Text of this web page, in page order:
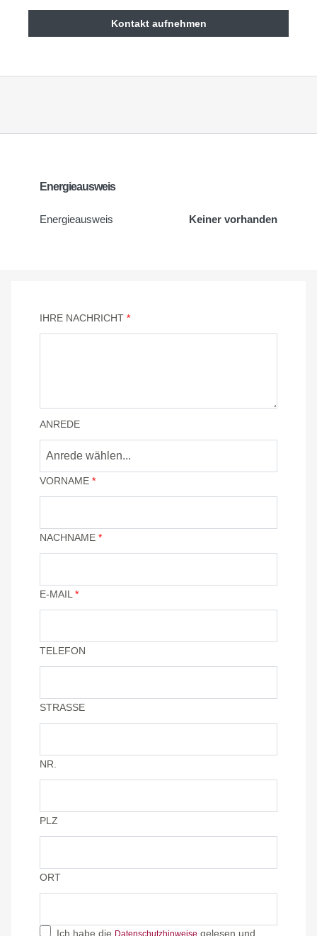
Kontakt aufnehmen
Energieausweis
Energieausweis Keiner vorhanden
IHRE NACHRICHT *
ANREDE
Anrede wählen...
VORNAME *
NACHNAME *
E-MAIL *
TELEFON
STRASSE
NR.
PLZ
ORT
Ich habe die Datenschutzhinweise gelesen und